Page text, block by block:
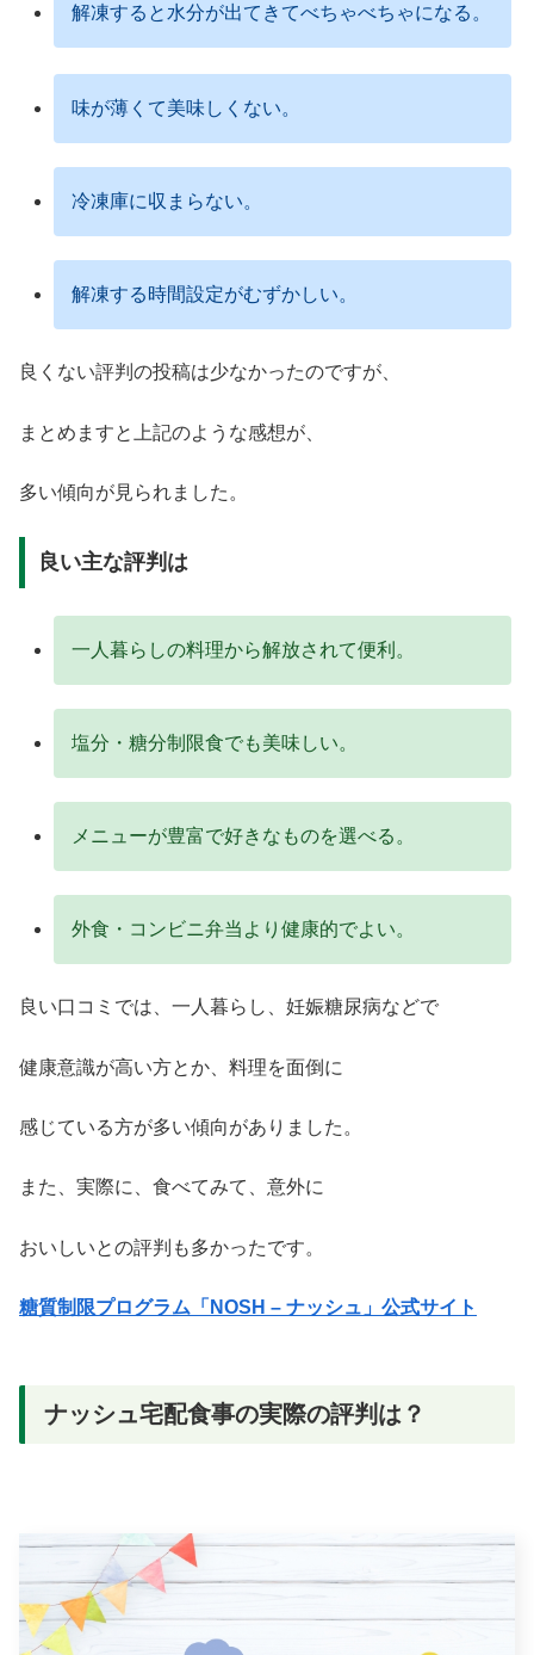
解凍すると水分が出てきてべちゃべちゃになる。
味が薄くて美味しくない。
冷凍庫に収まらない。
解凍する時間設定がむずかしい。
良くない評判の投稿は少なかったのですが、
まとめますと上記のような感想が、
多い傾向が見られました。
良い主な評判は
一人暮らしの料理から解放されて便利。
塩分・糖分制限食でも美味しい。
メニューが豊富で好きなものを選べる。
外食・コンビニ弁当より健康的でよい。
良い口コミでは、一人暮らし、妊娠糖尿病などで
健康意識が高い方とか、料理を面倒に
感じている方が多い傾向がありました。
また、実際に、食べてみて、意外に
おいしいとの評判も多かったです。
糖質制限プログラム「NOSH – ナッシュ」公式サイト
ナッシュ宅配食事の実際の評判は？